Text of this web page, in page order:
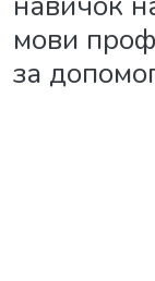
мови
за